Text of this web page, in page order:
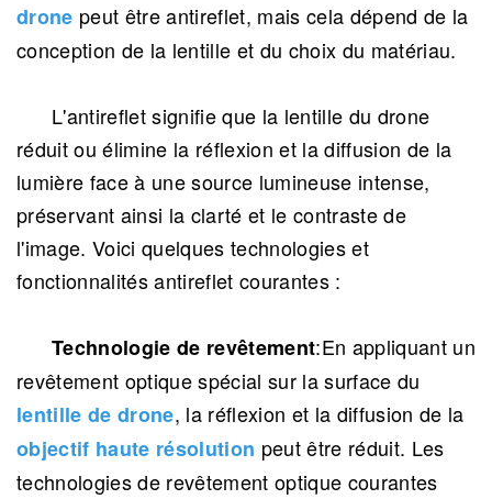
drone peut être antireflet, mais cela dépend de la
conception de la lentille et du choix du matériau.
L'antireflet signifie que la lentille du drone
réduit ou élimine la réflexion et la diffusion de la
lumière face à une source lumineuse intense,
préservant ainsi la clarté et le contraste de
l'image. Voici quelques technologies et
fonctionnalités antireflet courantes :
Technologie de revêtement:En appliquant un
revêtement optique spécial sur la surface du
lentille de drone, la réflexion et la diffusion de la
objectif haute résolution peut être réduit. Les
technologies de revêtement optique courantes